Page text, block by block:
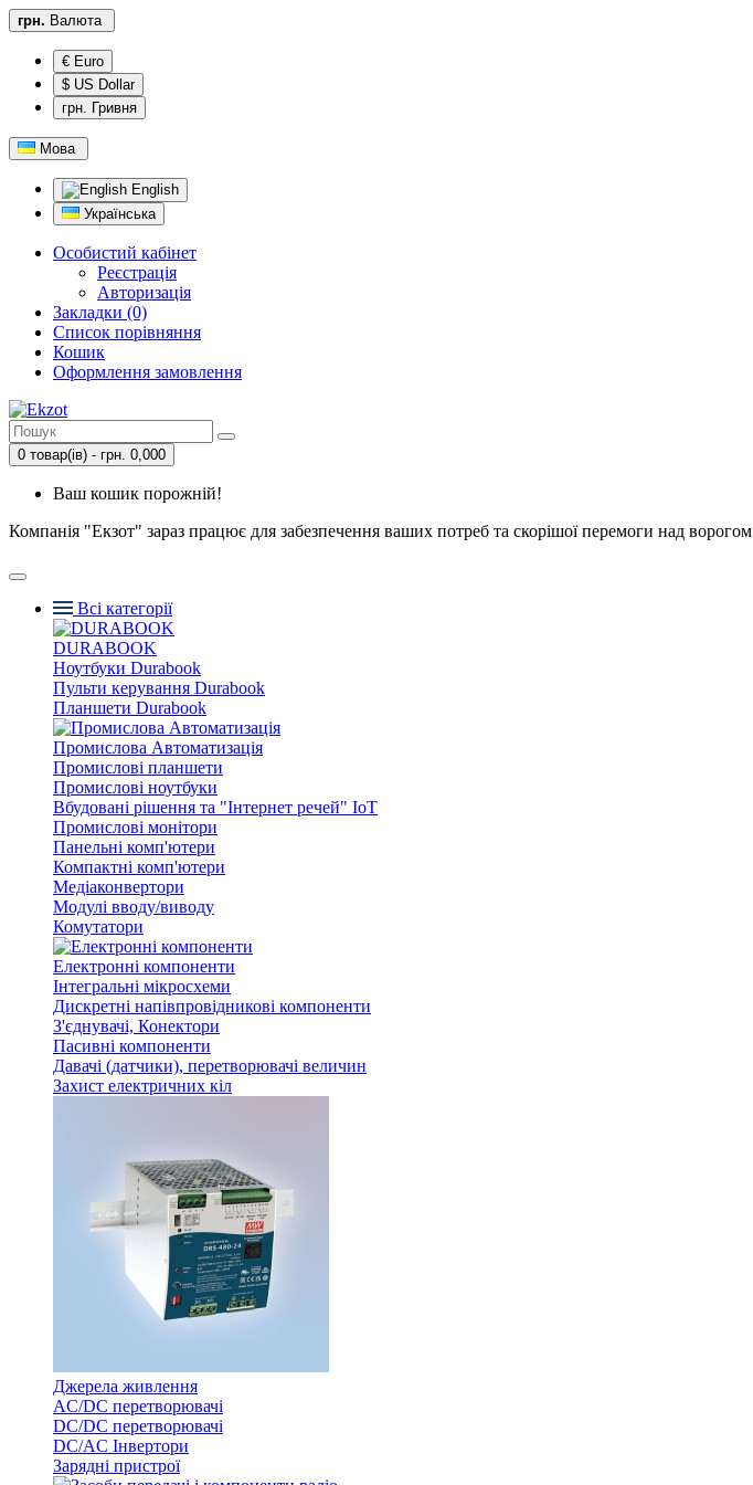
грн. Валюта
€ Euro
$ US Dollar
грн. Гривня
Мова
English
Українська
Особистий кабінет
Реєстрація
Авторизація
Закладки (0)
Список порівняння
Кошик
Оформлення замовлення
0 товар(ів) - грн. 0,000
Ваш кошик порожній!
Компанія "Екзот" зараз працює для забезпечення ваших потреб та скорішої перемоги над ворогом
Всі категорії
DURABOOK
Ноутбуки Durabook
Пульти керування Durabook
Планшети Durabook
Промислова Автоматизація
Промислові планшети
Промислові ноутбуки
Вбудовані рішення та "Інтернет речей" IoT
Промислові монітори
Панельні комп'ютери
Компактні комп'ютери
Медіаконвертори
Модулі вводу/виводу
Комутатори
Електронні компоненти
Інтегральні мікросхеми
Дискретні напівпровідникові компоненти
З'єднувачі, Конектори
Пасивні компоненти
Давачі (датчики), перетворювачі величин
Захист електричних кіл
Джерела живлення
AC/DC перетворювачі
DC/DC перетворювачі
DC/AC Інвертори
Зарядні пристрої